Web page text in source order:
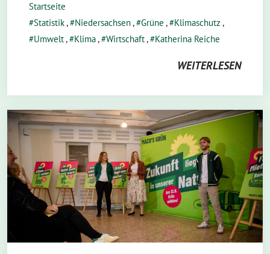
Startseite
Statistik, Niedersachsen, Grüne , Klimaschutz ,
Umwelt, Klima, Wirtschaft, Katherina Reiche
WEITERLESEN